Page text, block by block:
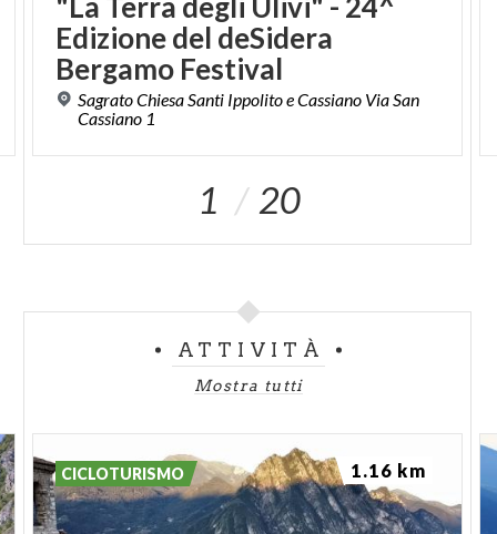
dell’altar maggiore fino alla realizzazione della pala
di Flaminio Floriani. Sempre dalla parete sopra l’altar
maggiore provengono ilCristo crocifisso fra san
Bernardino e la Madonna, ilSan Bernardinoe la
del ‘500 da artisti di cultura lombarda. Dalla parete
sulla destra, ora in sacrestia, mentre è di
provenienza incertaIl martirio del beato Simonino
Monica Ibsen
Edizione del deSidera
Bergamo Festival
Sagrato Chiesa Santi Ippolito e Cassiano Via San
Cassiano 1
1 20
ATTIVITÀ
Mostra tutti
CICLOTURISMO 1.16 km